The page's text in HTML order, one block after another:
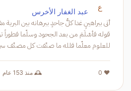
ع عبد الغفار الأخرس
للعلوم معلّما فلله ما صنّفت كل مصنّف سرى منجد
❤️ 0 🕰️ منذ 153 عام